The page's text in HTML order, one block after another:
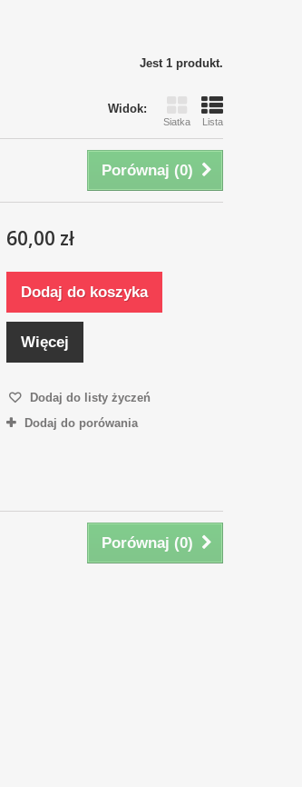
Jest 1 produkt.
Widok:
Siatka Lista
Porównaj (0)
60,00 zł
Dodaj do koszyka
Więcej
Dodaj do listy życzeń
Dodaj do porówania
Porównaj (0)